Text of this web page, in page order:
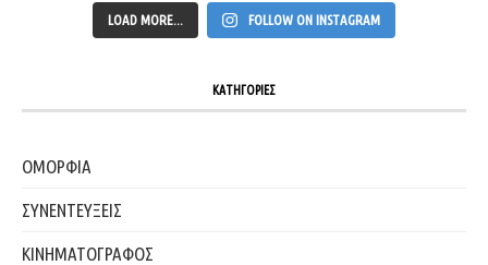
LOAD MORE... FOLLOW ON INSTAGRAM
ΚΑΤΗΓΟΡΙΕΣ
ΟΜΟΡΦΙΑ
ΣΥΝΕΝΤΕΥΞΕΙΣ
ΚΙΝΗΜΑΤΟΓΡΑΦΟΣ